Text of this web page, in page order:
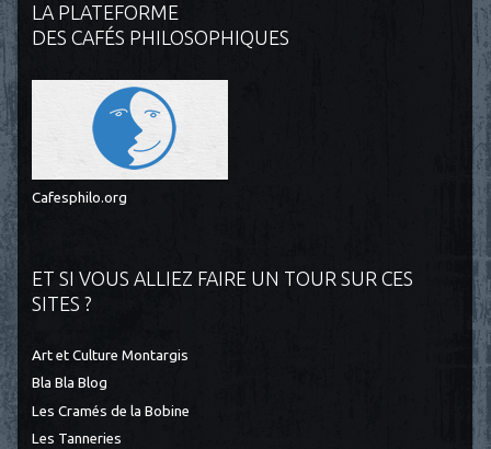
LA PLATEFORME
DES CAFÉS PHILOSOPHIQUES
Cafesphilo.org
ET SI VOUS ALLIEZ FAIRE UN TOUR SUR CES
SITES ?
Art et Culture Montargis
Bla Bla Blog
Les Cramés de la Bobine
Les Tanneries